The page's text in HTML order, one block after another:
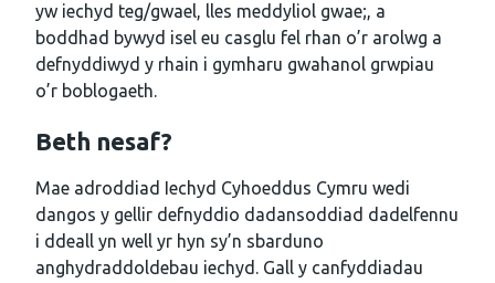
yw iechyd teg/gwael, lles meddyliol gwae;, a
boddhad bywyd isel eu casglu fel rhan o’r arolwg a
defnyddiwyd y rhain i gymharu gwahanol grwpiau
o’r boblogaeth.
Beth nesaf?
Mae adroddiad Iechyd Cyhoeddus Cymru wedi
dangos y gellir defnyddio dadansoddiad dadelfennu
i ddeall yn well yr hyn sy’n sbarduno
anghydraddoldebau iechyd. Gall y canfyddiadau